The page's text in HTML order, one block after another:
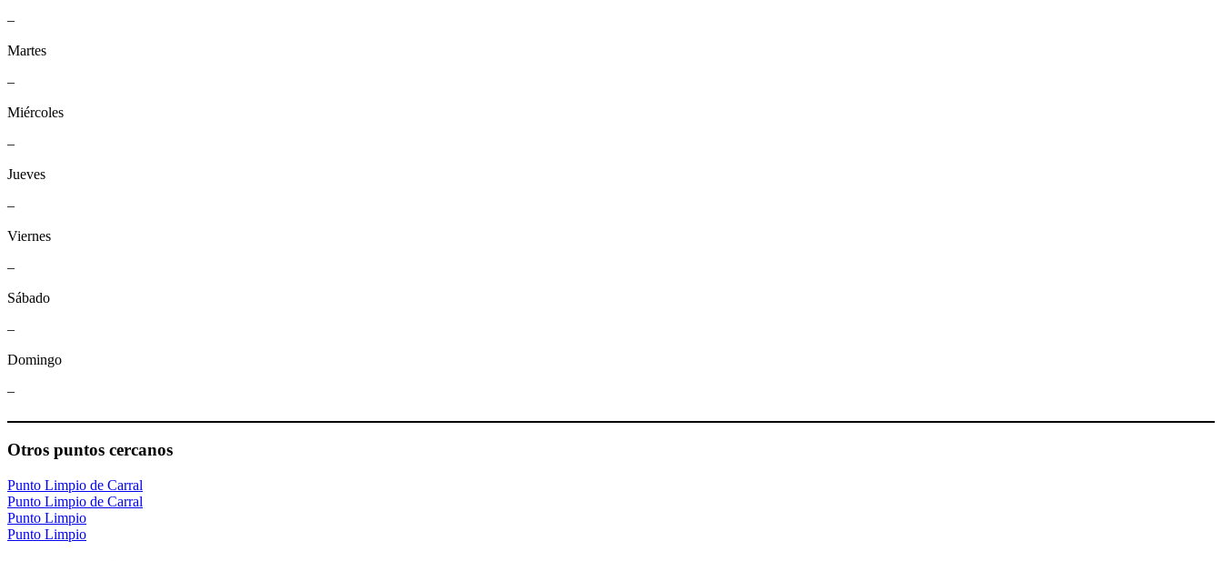
–
Martes
–
Miércoles
–
Jueves
–
Viernes
–
Sábado
–
Domingo
–
Otros puntos cercanos
Punto Limpio de Carral
Punto Limpio de Carral
Punto Limpio
Punto Limpio